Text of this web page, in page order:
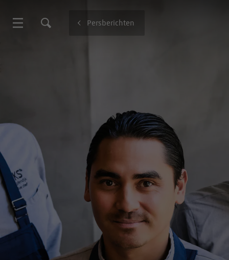
Persberichten